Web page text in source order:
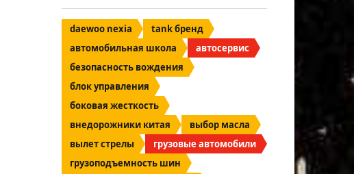
daewoo nexia
tank бренд
автомобильная школа
автосервис
безопасность вождения
блок управления
боковая жесткость
внедорожники китая
выбор масла
вылет стрелы
грузовые автомобили
грузоподъемность шин